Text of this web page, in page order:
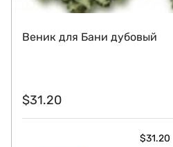
Веник для Бани дубовый
$31.20
$31.20